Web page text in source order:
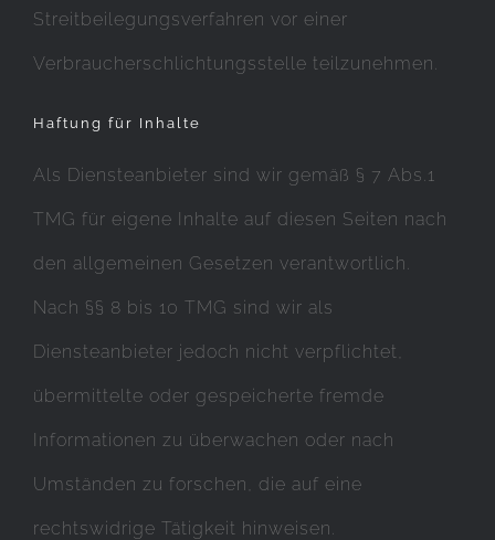
Streitbeilegungsverfahren vor einer
Verbraucherschlichtungsstelle teilzunehmen.
Haftung für Inhalte
Als Diensteanbieter sind wir gemäß § 7 Abs.1
TMG für eigene Inhalte auf diesen Seiten nach
den allgemeinen Gesetzen verantwortlich.
Nach §§ 8 bis 10 TMG sind wir als
Diensteanbieter jedoch nicht verpflichtet,
übermittelte oder gespeicherte fremde
Informationen zu überwachen oder nach
Umständen zu forschen, die auf eine
rechtswidrige Tätigkeit hinweisen.